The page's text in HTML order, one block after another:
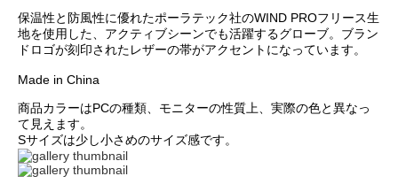
保温性と防風性に優れたポーラテック社のWIND PROフリース生
地を使用した、アクティブシーンでも活躍するグローブ。ブラン
ドロゴが刻印されたレザーの帯がアクセントになっています。
Made in China
商品カラーはPCの種類、モニターの性質上、実際の色と異なっ
て見えます。
Sサイズは少し小さめのサイズ感です。